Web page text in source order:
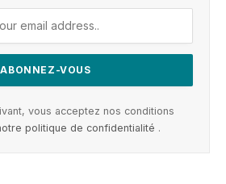
vous acceptez nos conditions
politique de confidentialité .